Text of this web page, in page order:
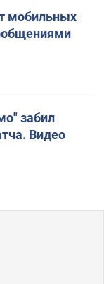
мобильных
забил
Видео